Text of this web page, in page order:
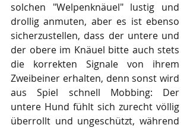
solchen "Welpenknäuel" lustig und
drollig anmuten, aber es ist ebenso
sicherzustellen, dass der untere und
der obere im Knäuel bitte auch stets
die korrekten Signale von ihrem
Zweibeiner erhalten, denn sonst wird
aus Spiel schnell Mobbing: Der
untere Hund fühlt sich zurecht völlig
überrollt und ungeschützt, während